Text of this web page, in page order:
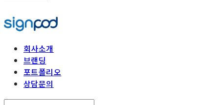
회사소개
브랜딩
포트폴리오
상담문의